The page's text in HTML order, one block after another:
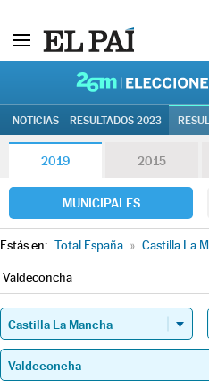
NOTICIAS RESULTADOS 2023
2019 2015
MUNICIPALES
Estás en: Total España » Castilla La
Valdeconcha